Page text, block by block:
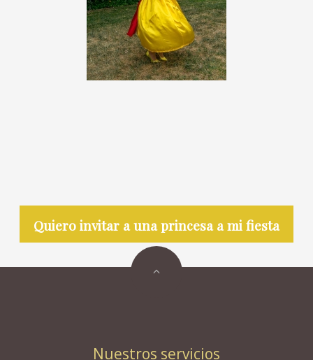
Quiero invitar a una princesa a mi fiesta
Nuestros servicios